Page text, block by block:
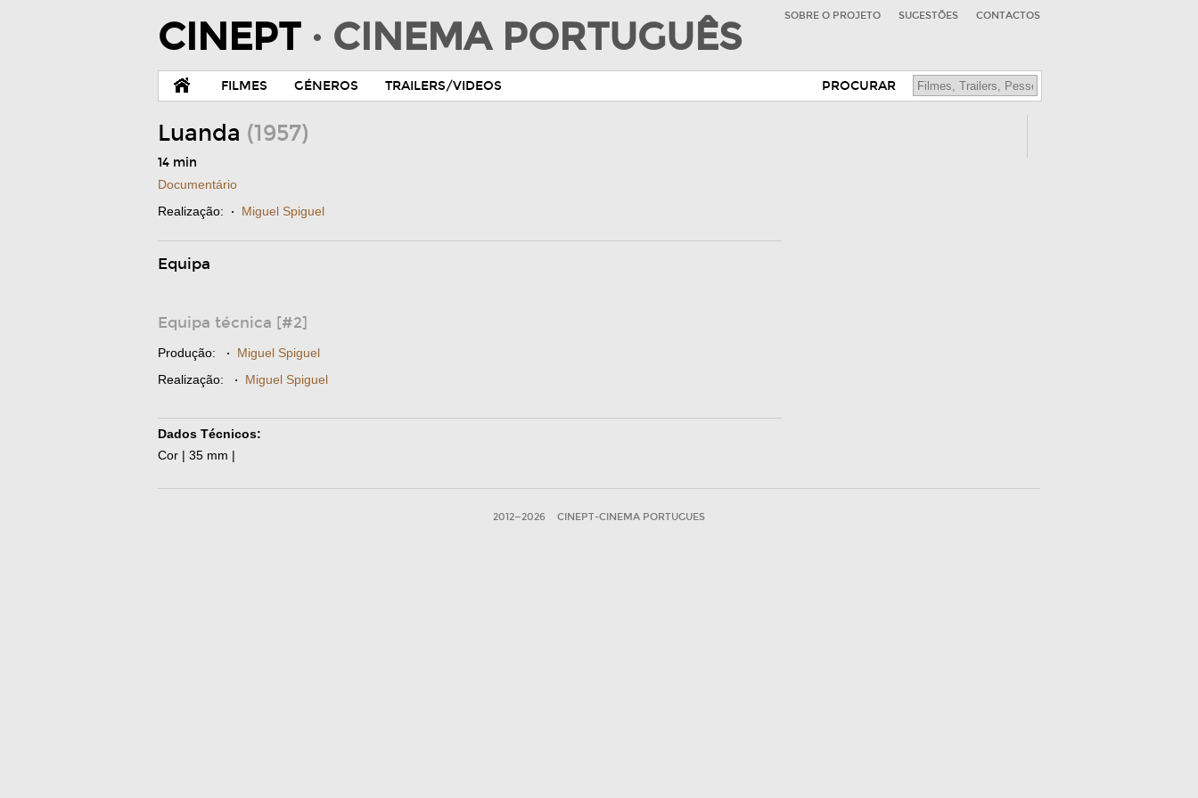
CINEPT · CINEMA PORTUGUÊS SOBRE O PROJETO SUGESTÕES CONTACTOS
FILMES GÉNEROS TRAILERS/VIDEOS PROCURAR
Luanda (1957)
14 min
Documentário
Realização: · Miguel Spiguel
Equipa
Equipa técnica [#2]
Produção: · Miguel Spiguel
Realização: · Miguel Spiguel
Dados Técnicos:
Cor | 35 mm |
2012—2026 CINEPT-CINEMA PORTUGUES